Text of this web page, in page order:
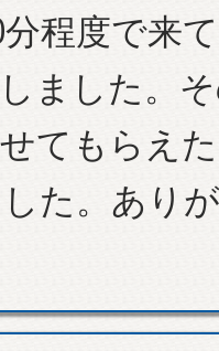
程度で来
ました。
てもらえ
た。あり